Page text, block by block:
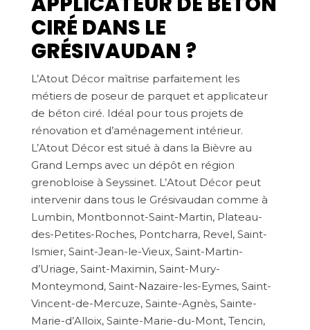
CIRÉ DANS LE
GRÉSIVAUDAN ?
L’Atout Décor maîtrise parfaitement les
métiers de poseur de parquet et applicateur
de béton ciré. Idéal pour tous projets de
rénovation et d’aménagement intérieur.
L’Atout Décor est situé à dans la Bièvre au
Grand Lemps avec un dépôt en région
grenobloise à Seyssinet. L’Atout Décor peut
intervenir dans tous le Grésivaudan comme à
Lumbin, Montbonnot-Saint-Martin, Plateau-
des-Petites-Roches, Pontcharra, Revel, Saint-
Ismier, Saint-Jean-le-Vieux, Saint-Martin-
d’Uriage, Saint-Maximin, Saint-Mury-
Monteymond, Saint-Nazaire-les-Eymes, Saint-
Vincent-de-Mercuze, Sainte-Agnès, Sainte-
Marie-d’Alloix, Sainte-Marie-du-Mont, Tencin,